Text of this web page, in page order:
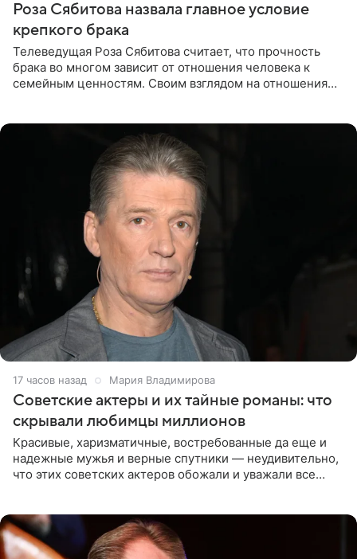
Роза Сябитова назвала главное условие
крепкого брака
Телеведущая Роза Сябитова считает, что прочность
брака во многом зависит от отношения человека к
семейным ценностям. Своим взглядом на отношения
17 часов назад Мария Владимирова
Советские актеры и их тайные романы: что
скрывали любимцы миллионов
Красивые, харизматичные, востребованные да еще и
надежные мужья и верные спутники — неудивительно,
что этих советских актеров обожали и уважали все